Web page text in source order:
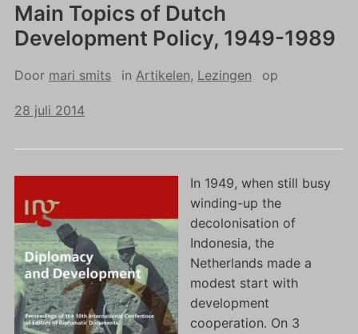
Main Topics of Dutch
Development Policy, 1949-1989
Door mari smits in Artikelen, Lezingen op
28 juli 2014
In 1949, when still busy
winding-up the
decolonisation of
Indonesia, the
Netherlands made a
modest start with
development
cooperation. On 3